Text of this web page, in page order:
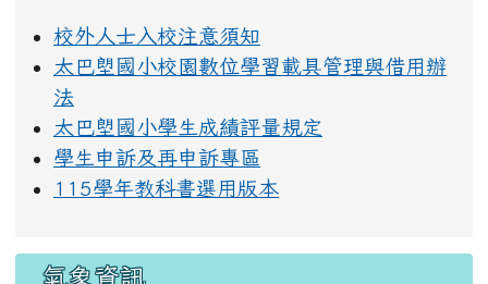
校外人士入校注意須知
太巴塱國小校園數位學習載具管理與借用辦
法
太巴塱國小學生成績評量規定
學生申訴及再申訴專區
115學年教科書選用版本
氣象資訊